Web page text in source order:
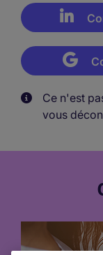
Ce n'est
vous